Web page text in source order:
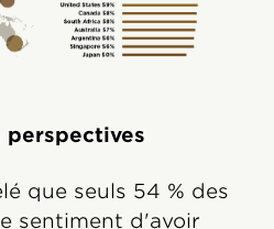
perspectives
que seuls 54 % des
sentiment d'avoir